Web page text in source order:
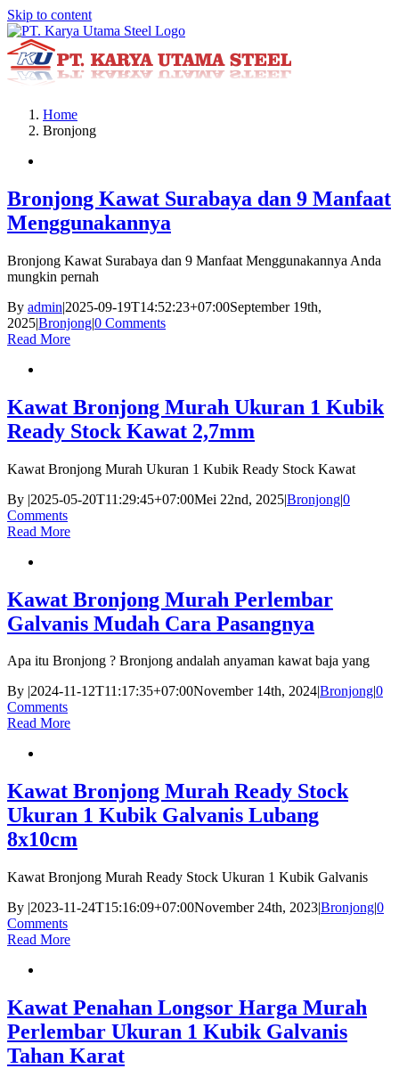
Skip to content
Home
Bronjong
Bronjong Kawat Surabaya dan 9 Manfaat
Menggunakannya
Bronjong Kawat Surabaya dan 9 Manfaat Menggunakannya Anda
mungkin pernah
By admin|2025-09-19T14:52:23+07:00September 19th,
2025|Bronjong|0 Comments
Read More
Kawat Bronjong Murah Ukuran 1 Kubik
Ready Stock Kawat 2,7mm
Kawat Bronjong Murah Ukuran 1 Kubik Ready Stock Kawat
By |2025-05-20T11:29:45+07:00Mei 22nd, 2025|Bronjong|0
Comments
Read More
Kawat Bronjong Murah Perlembar
Galvanis Mudah Cara Pasangnya
Apa itu Bronjong ? Bronjong andalah anyaman kawat baja yang
By |2024-11-12T11:17:35+07:00November 14th, 2024|Bronjong|0
Comments
Read More
Kawat Bronjong Murah Ready Stock
Ukuran 1 Kubik Galvanis Lubang
8x10cm
Kawat Bronjong Murah Ready Stock Ukuran 1 Kubik Galvanis
By |2023-11-24T15:16:09+07:00November 24th, 2023|Bronjong|0
Comments
Read More
Kawat Penahan Longsor Harga Murah
Perlembar Ukuran 1 Kubik Galvanis
Tahan Karat